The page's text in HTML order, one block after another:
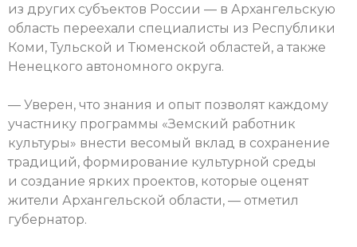
из других субъектов России — в Архангельскую
область переехали специалисты из Республики
Коми, Тульской и Тюменской областей, а также
Ненецкого автономного округа.
— Уверен, что знания и опыт позволят каждому
участнику программы «Земский работник
культуры» внести весомый вклад в сохранение
традиций, формирование культурной среды
и создание ярких проектов, которые оценят
жители Архангельской области, — отметил
губернатор.